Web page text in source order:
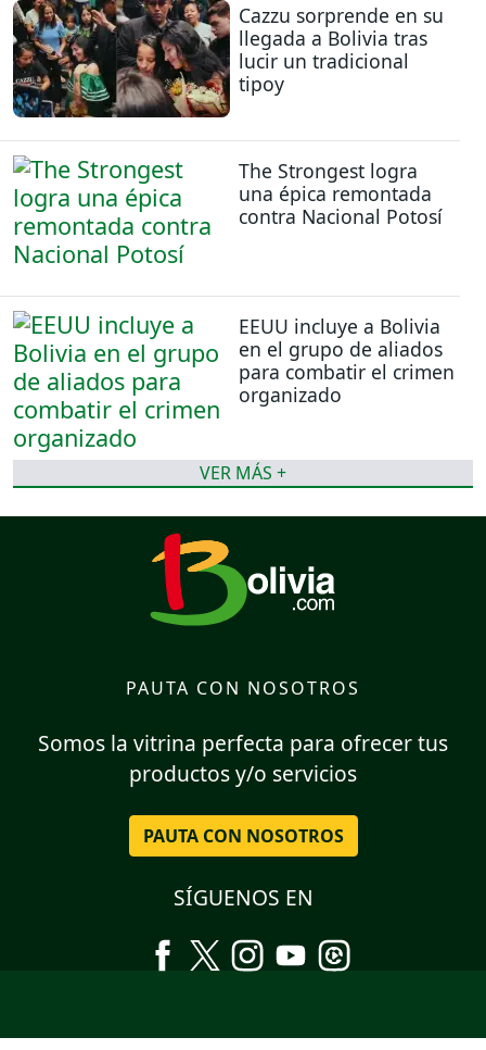
Cazzu sorprende en su
llegada a Bolivia tras
lucir un tradicional
tipoy
The Strongest logra
una épica remontada
contra Nacional Potosí
EEUU incluye a Bolivia
en el grupo de aliados
para combatir el crimen
organizado
VER MÁS +
PAUTA CON NOSOTROS
Somos la vitrina perfecta para ofrecer tus
productos y/o servicios
PAUTA CON NOSOTROS
SÍGUENOS EN